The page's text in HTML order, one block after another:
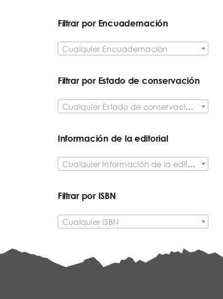
Filtrar por Encuadernación
Cualquier Encuadernación
Filtrar por Estado de conservación
Cualquier Estado de conservación del artículo
Información de la editorial
Cualquier Información de la editorial
Filtrar por ISBN
Cualquier ISBN